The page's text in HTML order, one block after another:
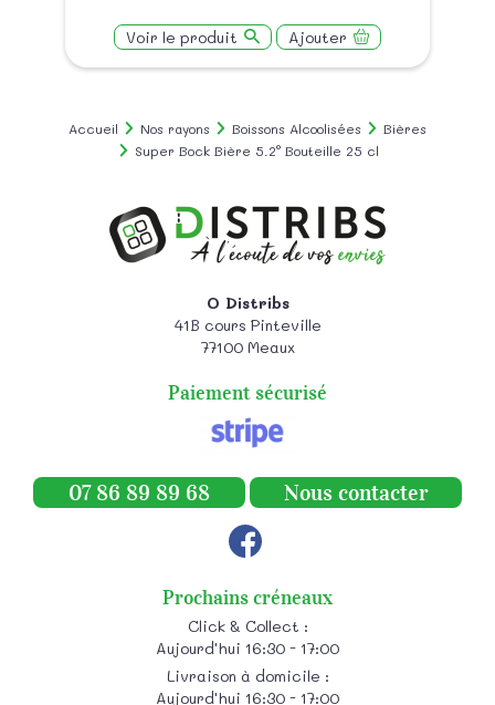
Voir le produit Ajouter
Accueil Nos rayons Boissons Alcoolisées
Bières
Super Bock Bière 5.2° Bouteille 25 cl
O Distribs
41B cours Pinteville
77100 Meaux
Paiement sécurisé
07 86 89 89 68 Nous contacter
Prochains créneaux
Click & Collect :
Aujourd'hui 16:30 - 17:00
Livraison à domicile :
Aujourd'hui 16:30 - 17:00